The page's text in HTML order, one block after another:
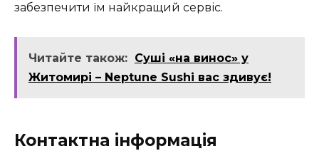
забезпечити їм найкращий сервіс.
Читайте також: Суші «на винос» у
Житомирі – Neptune Sushi вас здивує!
Контактна інформація